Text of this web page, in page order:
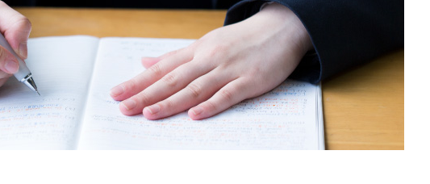
[高校]進路実績
[高校]進路指導
[高校]卒業生からのメッセージ
クラブ活動
食堂
[中学]生徒自治会
［中高］個別相談・説明会
［中高］学校案内
［中学］入試情報
［高校］入試情報
［中学］納付金・奨学金・授業